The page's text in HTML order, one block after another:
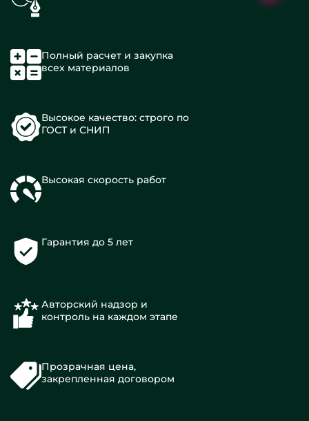
Полный расчет и закупка
всех материалов
Высокое качество: строго по
ГОСТ и СНИП
Высокая скорость работ
Гарантия до 5 лет
Авторский надзор и
контроль на каждом этапе
Прозрачная цена,
закрепленная договором